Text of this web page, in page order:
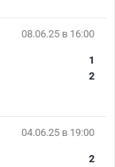
08.06.25 в 16:00
1
2
04.06.25 в 19:00
2